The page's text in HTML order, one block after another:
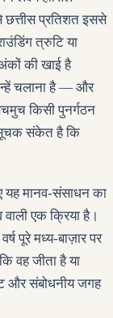
छत्तीस प्रतिशत इससे
त्रुटि या
की खाई है
चलाना है — और
किसी पुनर्गठन
संकेत है कि
यह मानव-संसाधन का
एक क्रिया है।
पूरे मध्य-बाज़ार पर
वह जीता है या
और संबोधनीय जगह